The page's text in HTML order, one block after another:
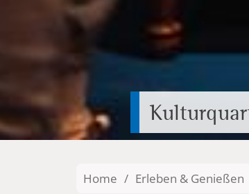
Home / Erleben & Genießen